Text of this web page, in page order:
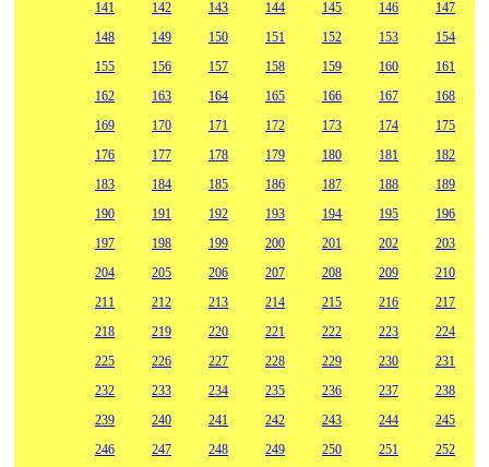
141
142 143 144 145 146
147
148
149 150 151 152 153
154
155
156 157 158 159 160
161
162
163 164 165 166 167
168
169
170 171 172 173 174
175
176
177 178 179 180 181
182
183
184 185 186 187 188
189
190
191 192 193 194 195
196
197
198 199 200 201 202
203
204
205 206 207 208 209
210
211
212 213 214 215 216
217
218
219 220 221 222 223
224
225
226 227 228 229 230
231
232
233 234 235 236 237
238
239
240 241 242 243 244
245
246
247 248 249 250 251
252